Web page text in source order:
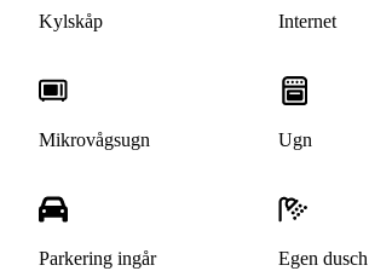
Kylskåp Internet
Mikrovågsugn Ugn
Parkering ingår Egen dusch